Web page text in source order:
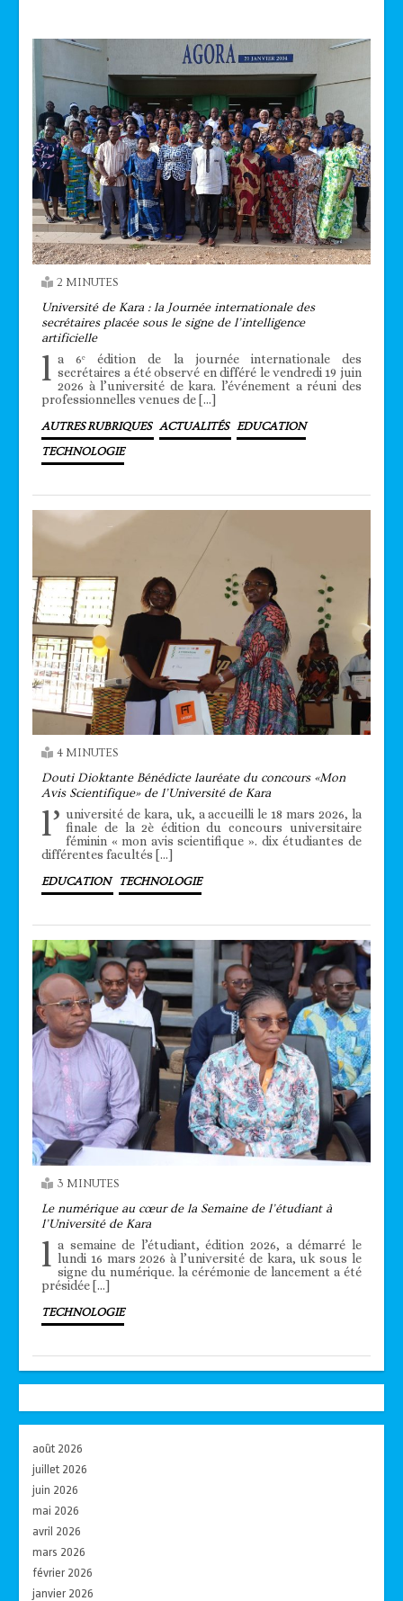
2 MINUTES
Université de Kara : la Journée internationale des
secrétaires placée sous le signe de l’intelligence
artificielle
l a 6ᵉ édition de la journée internationale des
secrétaires a été observé en différé le vendredi 19 juin
2026 à l’université de kara. l’événement a réuni des
professionnelles venues de […]
AUTRES RUBRIQUES ACTUALITÉS EDUCATION
TECHNOLOGIE
4 MINUTES
Douti Dioktante Bénédicte lauréate du concours «Mon
Avis Scientifique» de l’Université de Kara
l’ université de kara, uk, a accueilli le 18 mars 2026, la
finale de la 2è édition du concours universitaire
féminin « mon avis scientifique ». dix étudiantes de
différentes facultés […]
EDUCATION TECHNOLOGIE
3 MINUTES
Le numérique au cœur de la Semaine de l’étudiant à
l’Université de Kara
l a semaine de l’étudiant, édition 2026, a démarré le
lundi 16 mars 2026 à l’université de kara, uk sous le
signe du numérique. la cérémonie de lancement a été
présidée […]
TECHNOLOGIE
août 2026
juillet 2026
juin 2026
mai 2026
avril 2026
mars 2026
février 2026
janvier 2026